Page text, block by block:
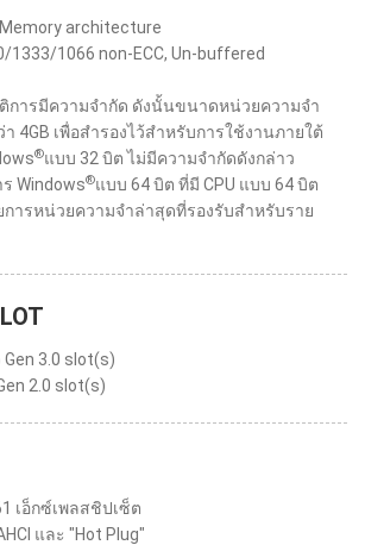
Memory architecture
1333/1066 non-ECC, Un-buffered
การมีความจำกัด ดังนั้นขนาดหน่วยความจำ
4GB เพื่อสำรองไว้สำหรับการใช้งานภายใต้
®แบบ 32 บิต ไม่มีความจำกัดดังกล่าว
Windows®แบบ 64 บิต ที่มี CPU แบบ 64 บิต
การหน่วยความจำล่าสุดที่รองรับสำหรับราย
Gen 3.0 slot(s)
2.0 slot(s)
เอ็กซ์เพลสชิปเซ็ต
และ "Hot Plug"